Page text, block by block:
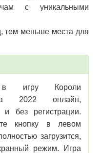
с уникальными
тем меньше места для
в игру Короли
2022 онлайн,
и без регистрации.
кнопку в левом
загрузится,
режим. Игра